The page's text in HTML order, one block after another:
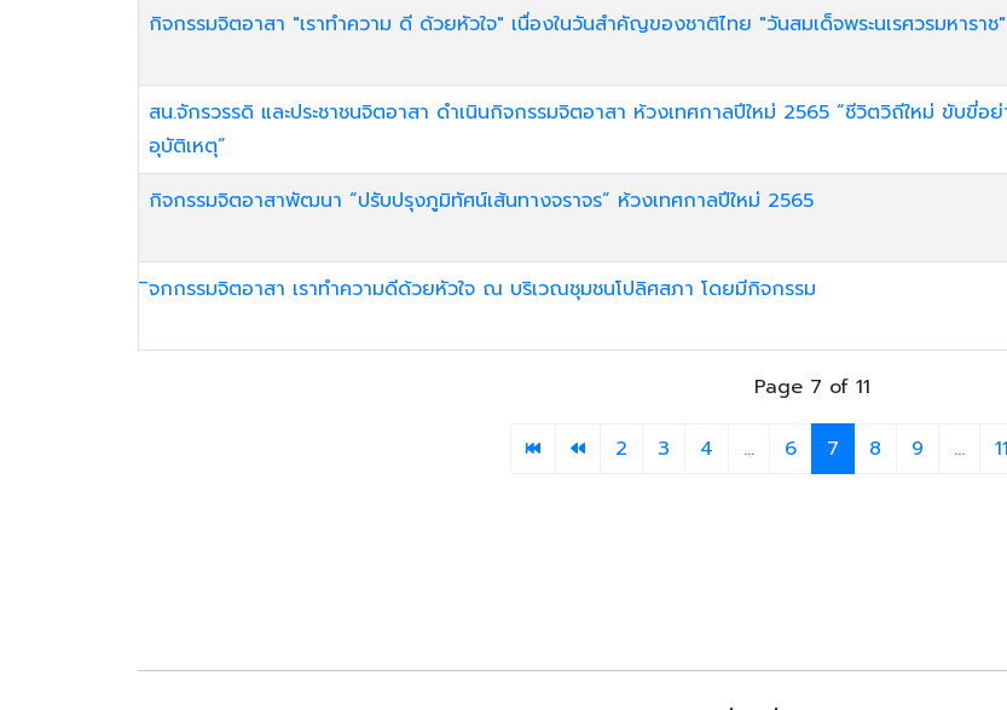
กิจกรรมจิตอาสา "เราทำความ ดี ด้วยหัวใจ" เนื่องในวันสำคัญของชาติไทย "วันสมเด็จพระนเรศวรมหาราช"
สน.จักรวรรดิ และประชาชนจิตอาสา ดำเนินกิจกรรมจิตอาสา ห้วงเทศกาลปีใหม่ 2565 “ชีวิตวิถีใหม่ ขับขี่อ
อุบัติเหตุ”
กิจกรรมจิตอาสาพัฒนา “ปรับปรุงภูมิทัศน์เส้นทางจราจร” ห้วงเทศกาลปีใหม่ 2565
ิจกกรรมจิตอาสา เราทำความดีด้วยหัวใจ ณ บริเวณชุมชนโปลิศสภา โดยมีกิจกรรม
Page 7 of 11
2 3 4 ... 6 7 8 9 ... 11